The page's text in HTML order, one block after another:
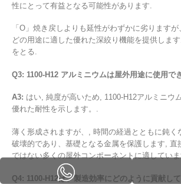
性にとって有益となる可能性があります.
「O」焼き戻しよりも延性がわずかに劣ります
どの用途に適した優れた深絞り機能を提供しま
をとる.
Q3: 1100-H12 アルミニウムは屋外用途に使用で
A3: はい, 純度が高いため, 1100-H12アルミニウ
優れた耐性を示します。.
薄く形成されますが、, 時間の経過とともに鈍く
破壊的であり、基礎となる金属を保護します, 直
ではない多くの屋外コンポーネントに適していま
Q4: 1100-H12は、製造効率にどのように貢献し